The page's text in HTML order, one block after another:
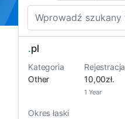
.pl
Kategoria
Other
Rejestracja
10,00zł.
1 Year
Okres łaski